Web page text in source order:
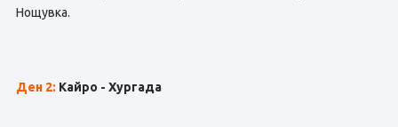
Нощувка.
Ден 2: Кайро - Хургада